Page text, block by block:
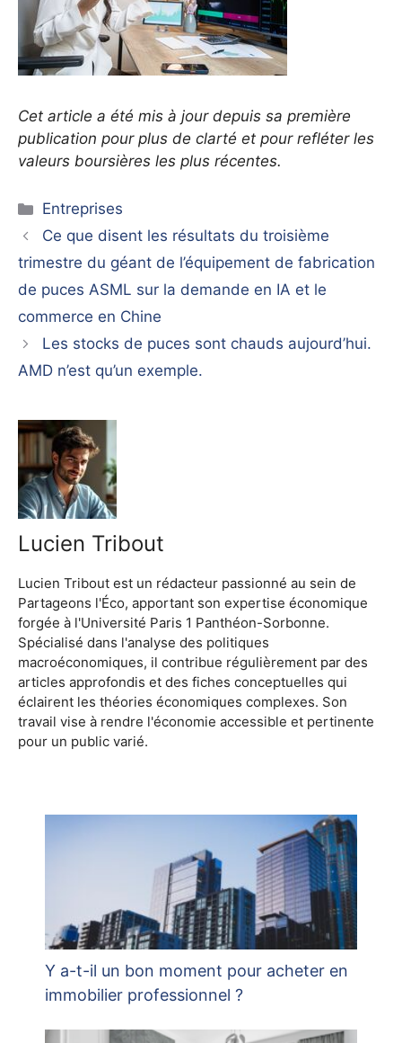
Cet article a été mis à jour depuis sa première
publication pour plus de clarté et pour refléter les
valeurs boursières les plus récentes.
Catégories
Entreprises
Ce que disent les résultats du troisième
trimestre du géant de l’équipement de fabrication
de puces ASML sur la demande en IA et le
commerce en Chine
Les stocks de puces sont chauds aujourd’hui.
AMD n’est qu’un exemple.
Lucien Tribout
Lucien Tribout est un rédacteur passionné au sein de
Partageons l'Éco, apportant son expertise économique
forgée à l'Université Paris 1 Panthéon-Sorbonne.
Spécialisé dans l'analyse des politiques
macroéconomiques, il contribue régulièrement par des
articles approfondis et des fiches conceptuelles qui
éclairent les théories économiques complexes. Son
travail vise à rendre l'économie accessible et pertinente
pour un public varié.
Y a-t-il un bon moment pour acheter en
immobilier professionnel ?